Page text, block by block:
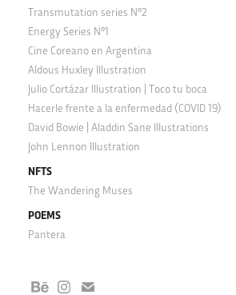
Transmutation series N°2
Energy Series N°1
Cine Coreano en Argentina
Aldous Huxley Illustration
Julio Cortázar Illustration | Toco tu boca
Hacerle frente a la enfermedad (COVID 19)
David Bowie | Aladdin Sane Illustrations
John Lennon Illustration
NFTS
The Wandering Muses
POEMS
Pantera